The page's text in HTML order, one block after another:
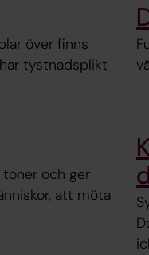
över finns
tystnadsplikt
toner och ger
att möta